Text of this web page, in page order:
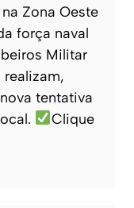
Zona Oeste
força naval
Militar
tentativa
Clique